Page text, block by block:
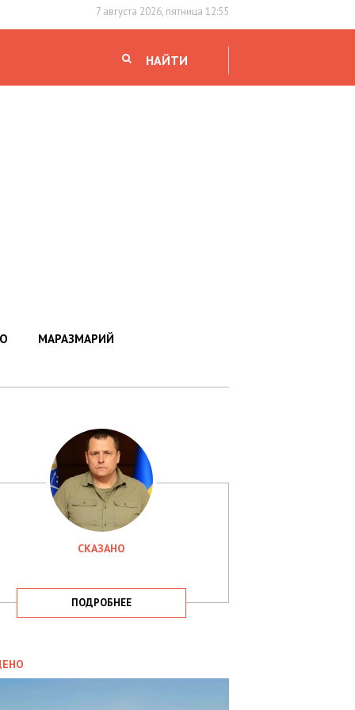
7 августа 2026, пятница 12:55
НАЙТИ
МАРАЗМАРИЙ
СКАЗАНО
ПОДРОБНЕЕ